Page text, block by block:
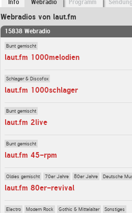
Info Webradio Programm
Webradios von laut.fm
15838 Webradio
Bunt gemischt
laut.fm 1000melodien
Schlager & Discofox
laut.fm 1000schlager
Bunt gemischt
laut.fm 2live
Bunt gemischt
laut.fm 45-rpm
Oldies gemischt 70er Jahre 80er Jahre Deutsche
laut.fm 80er-revival
Electro Modern Rock Gothic & Mittelalter Sonstiges